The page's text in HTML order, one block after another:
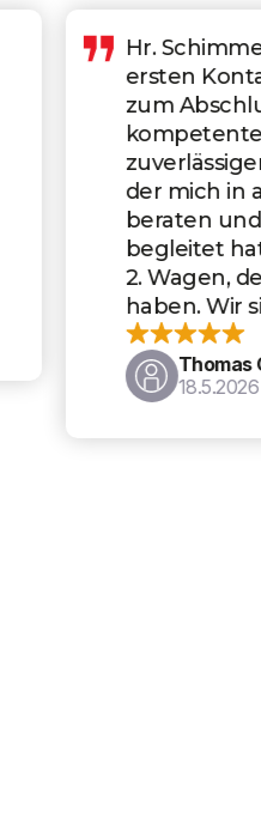
der
bis
und
gut
perfekt
gekauft
zufrieden.